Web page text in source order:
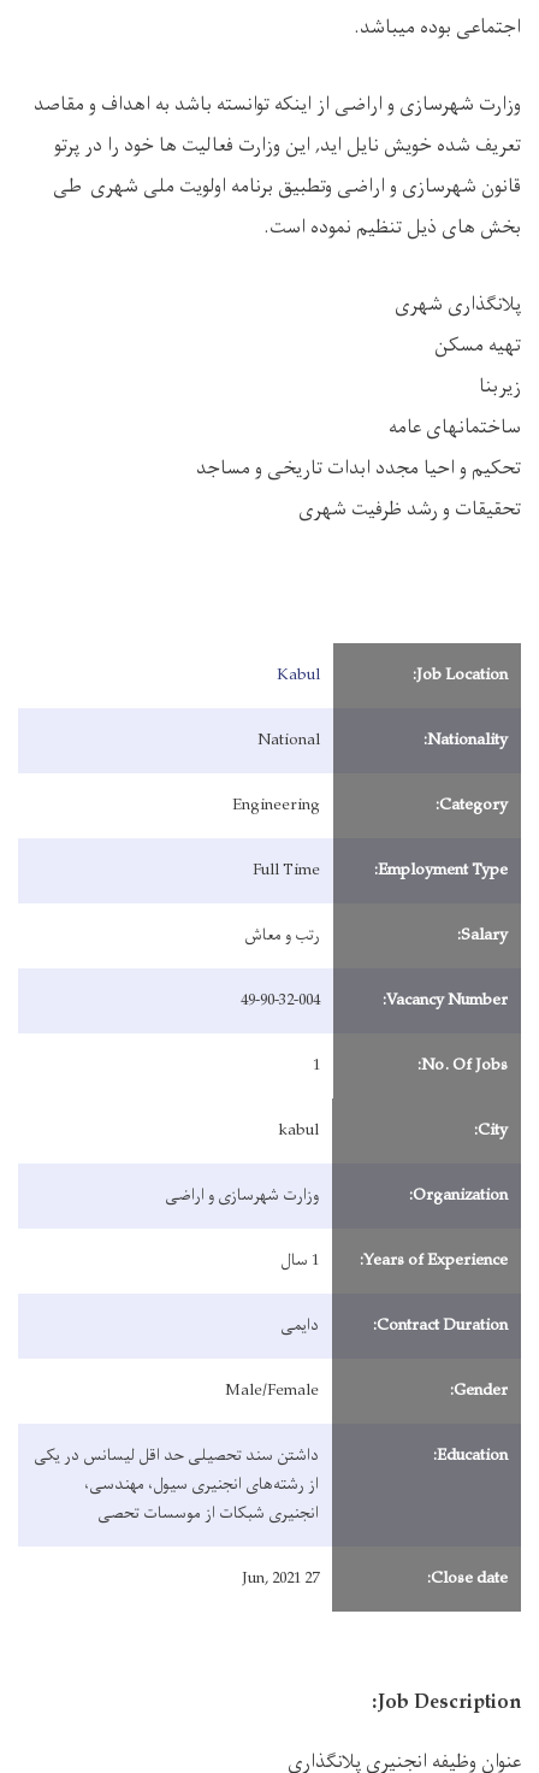
اجتماعی بوده میباشد.
وزارت شهرسازی و اراضی از اینکه توانسته باشد به اهداف و مقاصد
تعریف شده خویش نایل اید, این وزارت فعالیت ها خود را در پرتو
قانون شهرسازی و اراضی وتطبیق برنامه اولویت ملی شهری طی
بخش های ذیل تنظیم نموده است.
پلانگذاری شهری
تهیه مسکن
زیربنا
ساختمانهای عامه
تحکیم و احیا مجدد ابدات تاریخی و مساجد
تحقیقات و رشد ظرفیت شهری
Job Location:
Kabul
Nationality:
National
Category:
Engineering
Employment Type:
Full Time
Salary: رتب و معاش
Vacancy Number:
49-90-32-004
No. Of Jobs:
1
City:
kabul
Organization: وزارت شهرسازی و اراضی
Years of Experience: 1 سال
Contract Duration: دایمی
Gender:
Male/Female
Education:
داشتن سند تحصیلی حد اقل لیسانس در یکی
از رشته‌های انجنیری سیول، مهندسی،
انجنیری شبکات از موسسات تحصی
Close date:
27 Jun, 2021
Job Description:
عنوان وظیفه انجنیری پلانگذاری